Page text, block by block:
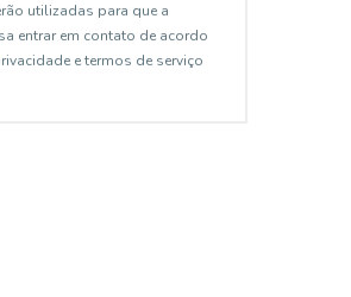
utilizadas para que a
entrar em contato de acordo
e termos de serviço